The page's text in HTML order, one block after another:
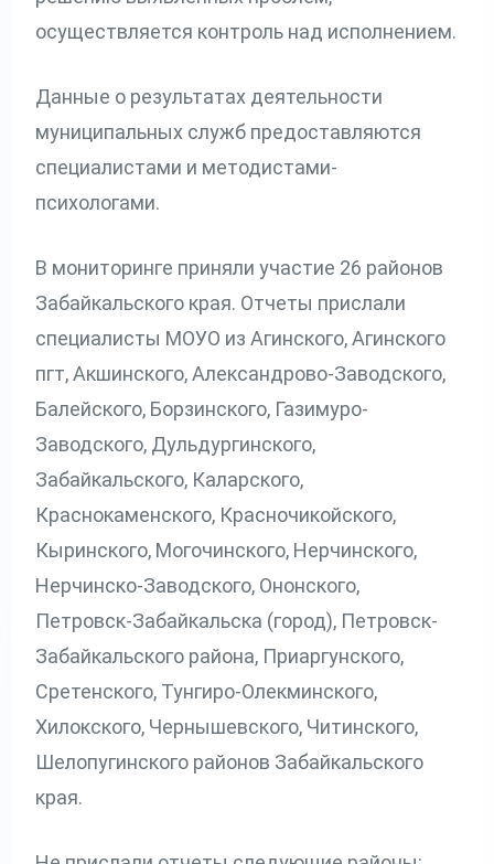
осуществляется контроль над исполнением.
Данные о результатах деятельности
муниципальных служб предоставляются
специалистами и методистами-
психологами.
В мониторинге приняли участие 26 районов
Забайкальского края. Отчеты прислали
специалисты МОУО из Агинского, Агинского
пгт, Акшинского, Александрово-Заводского,
Балейского, Борзинского, Газимуро-
Заводского, Дульдургинского,
Забайкальского, Каларского,
Краснокаменского, Красночикойского,
Кыринского, Могочинского, Нерчинского,
Нерчинско-Заводского, Ононского,
Петровск-Забайкальска (город), Петровск-
Забайкальского района, Приаргунского,
Сретенского, Тунгиро-Олекминского,
Хилокского, Чернышевского, Читинского,
Шелопугинского районов Забайкальского
края.